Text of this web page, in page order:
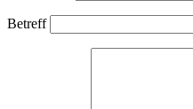
Betreff